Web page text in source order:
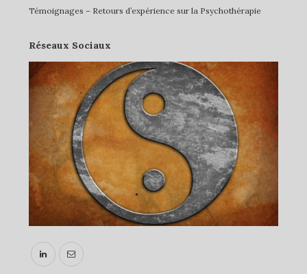
Témoignages – Retours d’expérience sur la Psychothérapie
Réseaux Sociaux